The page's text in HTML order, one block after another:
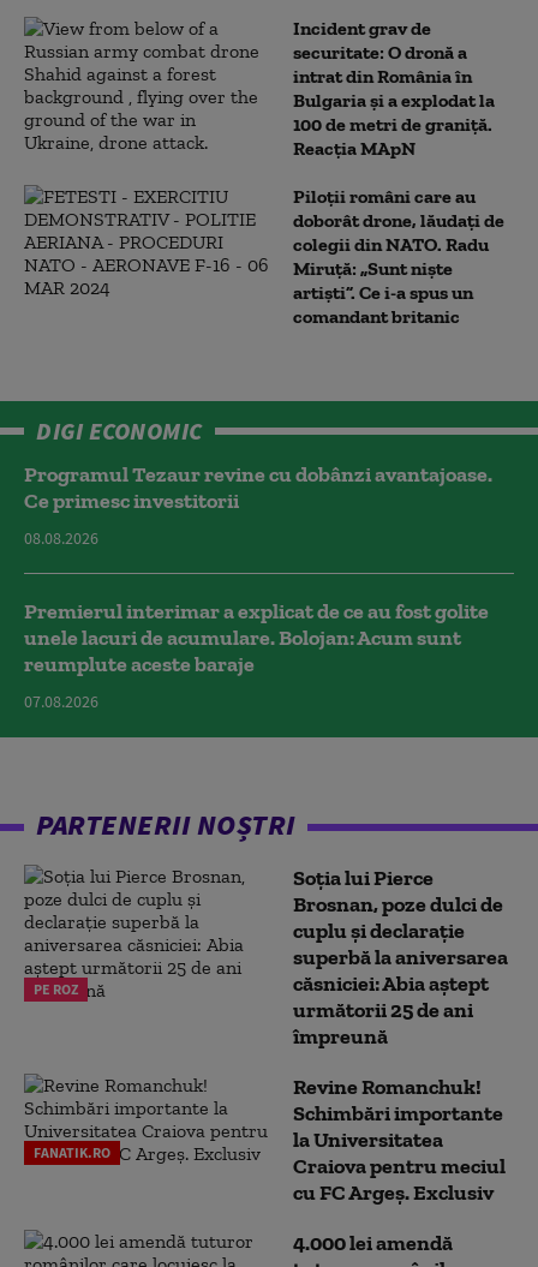
Incident grav de
securitate: O dronă a
intrat din România în
Bulgaria şi a explodat la
100 de metri de graniţă.
Reacția MApN
Piloții români care au
doborât drone, lăudați de
colegii din NATO. Radu
Miruță: „Sunt niște
artiști”. Ce i-a spus un
comandant britanic
DIGI ECONOMIC
Programul Tezaur revine cu dobânzi avantajoase.
Ce primesc investitorii
08.08.2026
Premierul interimar a explicat de ce au fost golite
unele lacuri de acumulare. Bolojan: Acum sunt
reumplute aceste baraje
07.08.2026
PARTENERII NOȘTRI
PE ROZ
Soția lui Pierce
Brosnan, poze dulci de
cuplu și declarație
superbă la aniversarea
căsniciei: Abia aștept
următorii 25 de ani
împreună
FANATIK.RO
Revine Romanchuk!
Schimbări importante
la Universitatea
Craiova pentru meciul
cu FC Argeş. Exclusiv
4.000 lei amendă